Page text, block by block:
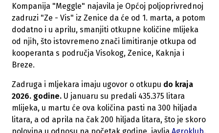
Kompanija "Meggle" najavila je Općoj poljoprivrednoj
zadruzi "Ze - Vis" iz Zenice da će od 1. marta, a potom
dodatno i u aprilu, smanjiti otkupne količine mlijeka
od njih, što istovremeno znači limitiranje otkupa od
kooperanta s područja Visokog, Zenice, Kaknja i
Breze.
Zadruga i mljekara imaju ugovor o otkupu do kraja
2026. godine. U januaru su predali 435.375 litara
mlijeka, u martu će ova količina pasti na 300 hiljada
litara, a od aprila na čak 200 hiljada litara, što je skoro